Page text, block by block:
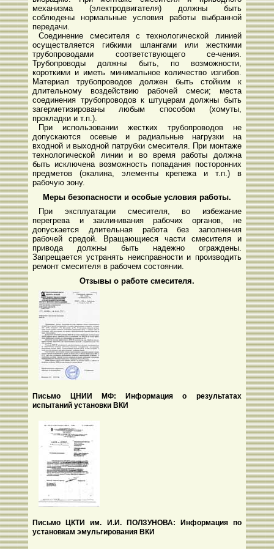
механизма (электродвигателя) должны быть
соблюдены нормальные условия работы выбранной
передачи.
Соединение смесителя с технологической линией
осуществляется гибкими шлангами или жесткими
трубопроводами соответствующего се-чения.
Трубопроводы должны быть, по возможности,
короткими и иметь минимальное количество изгибов.
Материал трубопроводов должен быть стойким к
длительному воздействию рабочей смеси; места
соединения трубопроводов к штуцерам должны быть
загерметизированы любым способом (хомуты,
прокладки и т.п.).
При использовании жестких трубопроводов не
допускаются осевые и радиальные нагрузки на
входной и выходной патрубки смесителя. При монтаже
технологической линии и во время работы должна
быть исключена возможность попадания посторонних
предметов (окалина, элементы крепежа и т.п.) в
рабочую зону.
Меры безопасности и особые условия работы.
При эксплуатации смесителя, во избежание
перегрева и заклинивания рабочих органов, не
допускается длительная работа без заполнения
рабочей средой. Вращающиеся части смесителя и
привода должны быть надежно ограждены.
Запрещается устранять неисправности и производить
ремонт смесителя в рабочем состоянии.
Отзывы о работе смесителя.
Письмо ЦНИИ МФ: Информация о результатах
испытаний установки ВКИ
Письмо ЦКТИ им. И.И. ПОЛЗУНОВА: Информация по
установкам эмульгирования ВКИ